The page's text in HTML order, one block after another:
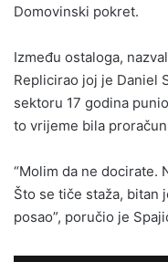
Domovinski pokret.
Između ostaloga,
Replicirao joj je Daniel
sektoru 17 godina
to vrijeme bila
“Molim da ne docirate.
Što se tiče staža, bitan
posao”, poručio je